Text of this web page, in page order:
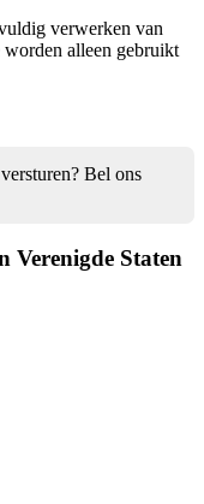
verwerken van
alleen gebruikt
Bel ons
Verenigde Staten